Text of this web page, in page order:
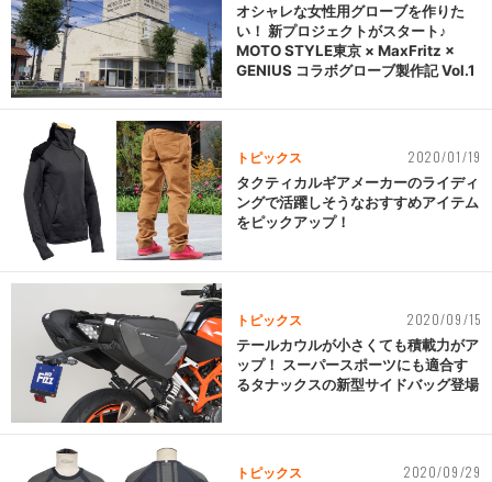
オシャレな女性用グローブを作りた
い！ 新プロジェクトがスタート♪
MOTO STYLE東京 × MaxFritz ×
GENIUS コラボグローブ製作記 Vol.1
トピックス 2020/01/19
タクティカルギアメーカーのライディ
ングで活躍しそうなおすすめアイテム
をピックアップ！
トピックス 2020/09/15
テールカウルが小さくても積載力がア
ップ！ スーパースポーツにも適合す
るタナックスの新型サイドバッグ登場
トピックス 2020/09/29